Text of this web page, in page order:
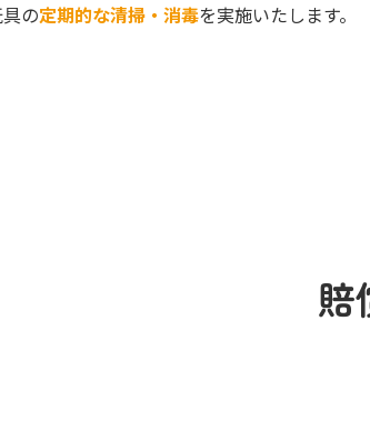
の定期的な清掃・消毒を実施いたします。
賠